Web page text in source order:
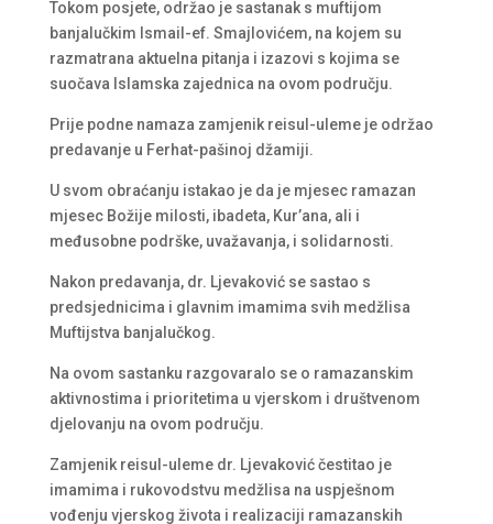
Tokom posjete, održao je sastanak s muftijom
banjalučkim Ismail-ef. Smajlovićem, na kojem su
razmatrana aktuelna pitanja i izazovi s kojima se
suočava Islamska zajednica na ovom području.
Prije podne namaza zamjenik reisul-uleme je održao
predavanje u Ferhat-pašinoj džamiji.
U svom obraćanju istakao je da je mjesec ramazan
mjesec Božije milosti, ibadeta, Kur’ana, ali i
međusobne podrške, uvažavanja, i solidarnosti.
Nakon predavanja, dr. Ljevaković se sastao s
predsjednicima i glavnim imamima svih medžlisa
Muftijstva banjalučkog.
Na ovom sastanku razgovaralo se o ramazanskim
aktivnostima i prioritetima u vjerskom i društvenom
djelovanju na ovom području.
Zamjenik reisul-uleme dr. Ljevaković čestitao je
imamima i rukovodstvu medžlisa na uspješnom
vođenju vjerskog života i realizaciji ramazanskih